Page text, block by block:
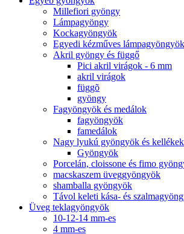
Millefiori gyöngy
Lámpagyöngy
Kockagyöngyök
Egyedi kézműves lámpagyöngyök
Akril gyöngy és függő
Pici akril virágok - 6 mm
akril virágok
függõ
gyöngy
Fagyöngyök és medálok
fagyöngyök
famedálok
Nagy lyukú gyöngyök és kellékek
Gyöngyök
Porcelán, cloissone és fimo
macskaszem üveggyöngyök
shamballa gyöngyök
Távol keleti kása- és
Üveg teklagyöngyök
10-12-14 mm-es
4 mm-es